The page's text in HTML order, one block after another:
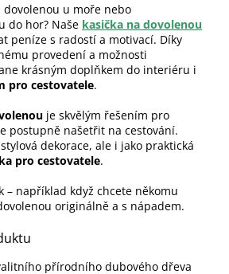
dovolenou u moře nebo
do hor? Naše kasička na dovolenou
peníze s radostí a motivací. Díky
provedení a možnosti
krásným doplňkem do interiéru i
pro cestovatele.
je skvělým řešením pro
postupně našetřit na cestování.
dekorace, ale i jako praktická
pro cestovatele.
– například když chcete někomu
originálně a s nápadem.
přírodního dubového dřeva